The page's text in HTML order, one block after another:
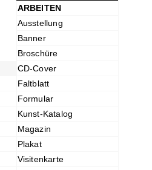
ARBEITEN
Ausstellung
Banner
Broschüre
CD-Cover
Faltblatt
Formular
Kunst-Katalog
Magazin
Plakat
Visitenkarte